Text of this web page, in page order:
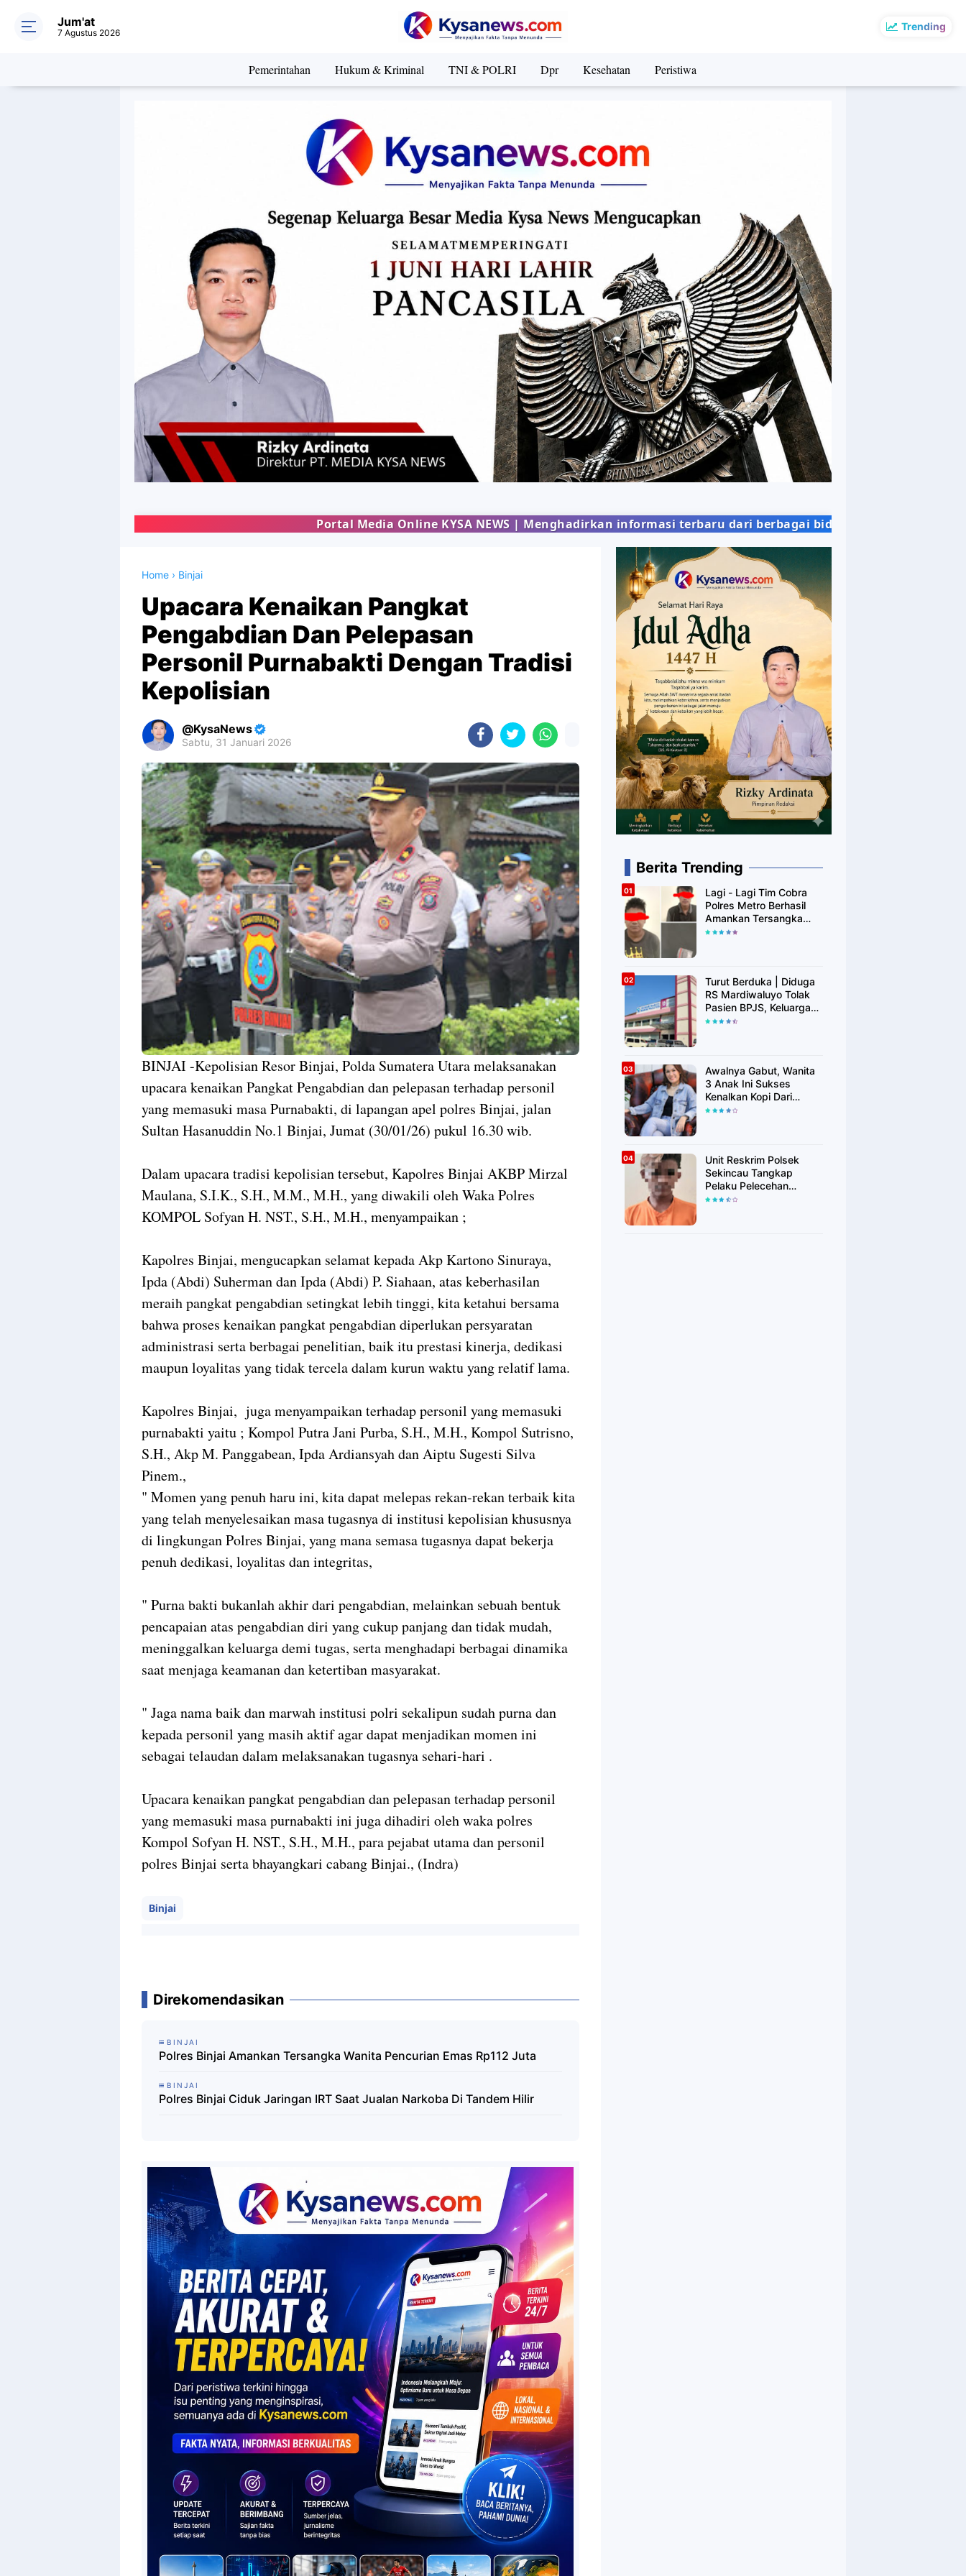
Trending
Jum'at
7 Agustus 2026
Pemerintahan Hukum & Kriminal TNI & POLRI Dpr Kesehatan Peristiwa
Portal Media Online KYSA NEWS | Menghadirkan informasi terbaru dari berbagai bidang kehidupan masyarakat dengan
Home › Binjai
Upacara Kenaikan Pangkat
Pengabdian Dan Pelepasan
Personil Purnabakti Dengan Tradisi
Kepolisian
KysaNews
Sabtu, 31 Januari 2026
Premium
By
Raushan
Design
With
Shroff
Templates
BINJAI -Kepolisian Resor Binjai, Polda Sumatera Utara melaksanakan
upacara kenaikan Pangkat Pengabdian dan pelepasan terhadap personil
yang memasuki masa Purnabakti, di lapangan apel polres Binjai, jalan
Sultan Hasanuddin No.1 Binjai, Jumat (30/01/26) pukul 16.30 wib.
Dalam upacara tradisi kepolisian tersebut, Kapolres Binjai AKBP Mirzal
Maulana, S.I.K., S.H., M.M., M.H., yang diwakili oleh Waka Polres
KOMPOL Sofyan H. NST., S.H., M.H., menyampaikan ;
Kapolres Binjai, mengucapkan selamat kepada Akp Kartono Sinuraya,
Ipda (Abdi) Suherman dan Ipda (Abdi) P. Siahaan, atas keberhasilan
meraih pangkat pengabdian setingkat lebih tinggi, kita ketahui bersama
bahwa proses kenaikan pangkat pengabdian diperlukan persyaratan
administrasi serta berbagai penelitian, baik itu prestasi kinerja, dedikasi
maupun loyalitas yang tidak tercela dalam kurun waktu yang relatif lama.
Kapolres Binjai, juga menyampaikan terhadap personil yang memasuki
purnabakti yaitu ; Kompol Putra Jani Purba, S.H., M.H., Kompol Sutrisno,
S.H., Akp M. Panggabean, Ipda Ardiansyah dan Aiptu Sugesti Silva
Pinem.,
" Momen yang penuh haru ini, kita dapat melepas rekan-rekan terbaik kita
yang telah menyelesaikan masa tugasnya di institusi kepolisian khususnya
di lingkungan Polres Binjai, yang mana semasa tugasnya dapat bekerja
penuh dedikasi, loyalitas dan integritas,
" Purna bakti bukanlah akhir dari pengabdian, melainkan sebuah bentuk
pencapaian atas pengabdian diri yang cukup panjang dan tidak mudah,
meninggalkan keluarga demi tugas, serta menghadapi berbagai dinamika
saat menjaga keamanan dan ketertiban masyarakat.
" Jaga nama baik dan marwah institusi polri sekalipun sudah purna dan
kepada personil yang masih aktif agar dapat menjadikan momen ini
sebagai telaudan dalam melaksanakan tugasnya sehari-hari .
Upacara kenaikan pangkat pengabdian dan pelepasan terhadap personil
yang memasuki masa purnabakti ini juga dihadiri oleh waka polres
Kompol Sofyan H. NST., S.H., M.H., para pejabat utama dan personil
polres Binjai serta bhayangkari cabang Binjai., (Indra)
Binjai
Direkomendasikan
BINJAI
Polres Binjai Amankan Tersangka Wanita Pencurian Emas Rp112 Juta
BINJAI
Polres Binjai Ciduk Jaringan IRT Saat Jualan Narkoba Di Tandem Hilir
Berita Trending
Lagi - Lagi Tim Cobra
Polres Metro Berhasil
Amankan Tersangka
Yang Diduga Pengguna
Turut Berduka | Diduga
RS Mardiwaluyo Tolak
Pasien BPJS, Keluarga
Pasien: "ini Yang
Awalnya Gabut, Wanita
3 Anak Ini Sukses
Kenalkan Kopi Dari
Simalungun di Bekasi
Unit Reskrim Polsek
Sekincau Tangkap
Pelaku Pelecehan
Seksual Anak di Bawah